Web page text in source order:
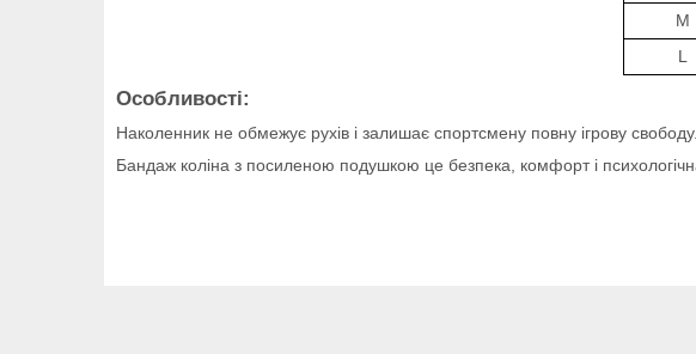
M
L
Особливості:
Наколенник не обмежує рухів і залишає спортсмену повну ігрову свободу.
Бандаж коліна з посиленою подушкою це безпека, комфорт і